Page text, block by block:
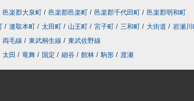
邑楽郡大泉町 / 邑楽郡邑楽町 / 邑楽郡千代田町 / 邑楽郡明和町
/ 連取本町 / 太田町 / 山王町 / 宮子町 / 三和町 / 大街道 / 岩瀬川
両毛線 / 東武桐生線 / 東武佐野線
太田 / 竜舞 / 国定 / 細谷 / 館林 / 駒形 / 渡瀬